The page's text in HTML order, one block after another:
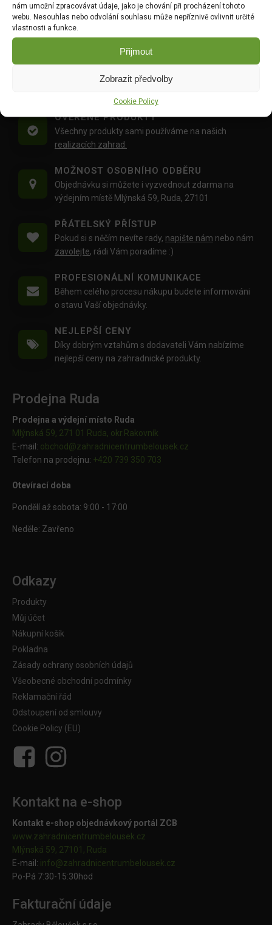
nám umožní zpracovávat údaje, jako je chování při procházení tohoto
webu. Nesouhlas nebo odvolání souhlasu může nepříznivě ovlivnit určité
vlastnosti a funkce.
Přijmout
Zobrazit předvolby
Cookie Policy
49.00Kč
DOPRAVA ZDARMA OD 1500 KČ
Doprava objednávek od 1500 Kč,
OVĚŘENÉ PRODUKTY
Všechny produkty sami používáme na našich
realizacích zahrad.
MOŽNOST OSOBNÍHO ODBĚRU
Objednávku si můžete i vyzvednout zdarma na
výdejním místě Mlýnská 59, Ruda, 27101
PŘÁTELSKÝ PŘÍSTUP
Pokud si s něčím nevíte rady, napište nám nebo nám
zavolejte, rádi Vám poradíme :)
PROFESIONÁLNÍ KOMUNIKACE
Během celého procesu nákupu budete informováni
o stavu Vaší objednávky.
NEJLEPŠÍ CENY
Díky dobrým vztahům s dodavateli Vám nabízíme
nejlepší ceny na zahradnické produkty.
Prodejna Ruda
Prodejna a výdejní místo Ruda
Mlýnská 59, 271 01 Ruda, okr.Rakovník
E-mail: obchod@zahradnicentrumbelousek.cz
Telefon na prodejnu: +420 739 350 703
Otevírací doba
Pondělí až sobota: 9:00 - 17:00
Neděle: Zavřeno
Odkazy
Produkty
Můj účet
Nákupní košík
Pokladna
Zásady ochrany osobních údajů
Všeobecné obchodní podmínky
Reklamační řád
Odstoupení od smlouvy
Cookie Policy (EU)
Kontakt na e-shop
Kontakt e-shop objednávkový portál ZCB
www.zahradnicentrumbelousek.cz
Mlýnská 59, 27101, Ruda
E-mail: info@zahradnicentrumbelousek.cz
Po-Pá 7:30-15:30hod
Fakturační údaje